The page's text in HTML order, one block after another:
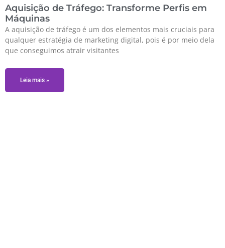
Aquisição de Tráfego: Transforme Perfis em
Máquinas
A aquisição de tráfego é um dos elementos mais cruciais para
qualquer estratégia de marketing digital, pois é por meio dela
que conseguimos atrair visitantes
Leia mais »